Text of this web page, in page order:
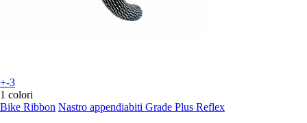
+-3
1 colori
Bike Ribbon Nastro appendiabiti Grade Plus Reflex